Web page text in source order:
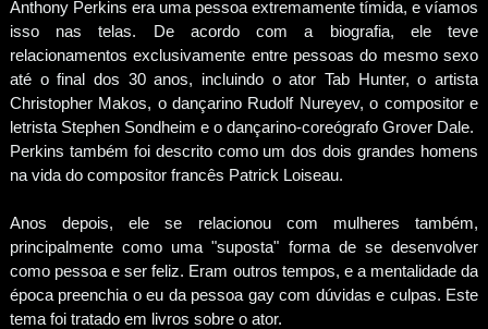
Anthony Perkins era uma pessoa extremamente tímida, e víamos
isso nas telas. De acordo com a biografia, ele teve
relacionamentos exclusivamente entre pessoas do mesmo sexo
até o final dos 30 anos, incluindo o ator Tab Hunter, o artista
Christopher Makos, o dançarino Rudolf Nureyev, o compositor e
letrista Stephen Sondheim e o dançarino-coreógrafo Grover Dale.
Perkins também foi descrito como um dos dois grandes homens
na vida do compositor francês Patrick Loiseau.
Anos depois, ele se relacionou com mulheres também,
principalmente como uma "suposta" forma de se desenvolver
como pessoa e ser feliz. Eram outros tempos, e a mentalidade da
época preenchia o eu da pessoa gay com dúvidas e culpas. Este
tema foi tratado em livros sobre o ator.